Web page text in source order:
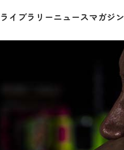
ライブラリーニュースマガジン